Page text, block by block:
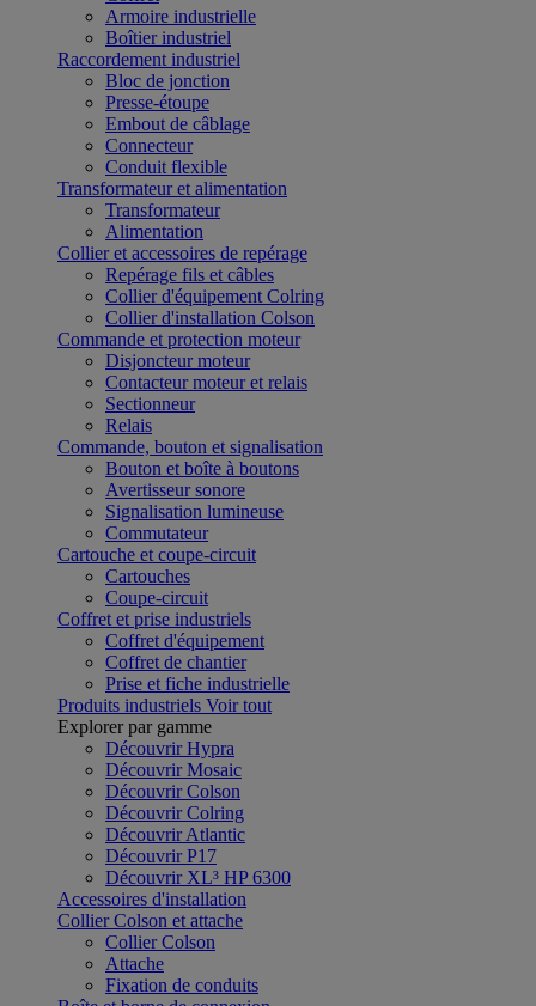
Armoire industrielle
Boîtier industriel
Raccordement industriel
Bloc de jonction
Presse-étoupe
Embout de câblage
Connecteur
Conduit flexible
Transformateur et alimentation
Transformateur
Alimentation
Collier et accessoires de repérage
Repérage fils et câbles
Collier d'équipement Colring
Collier d'installation Colson
Commande et protection moteur
Disjoncteur moteur
Contacteur moteur et relais
Sectionneur
Relais
Commande, bouton et signalisation
Bouton et boîte à boutons
Avertisseur sonore
Signalisation lumineuse
Commutateur
Cartouche et coupe-circuit
Cartouches
Coupe-circuit
Coffret et prise industriels
Coffret d'équipement
Coffret de chantier
Prise et fiche industrielle
Produits industriels Voir tout
Explorer par gamme
Découvrir Hypra
Découvrir Mosaic
Découvrir Colson
Découvrir Colring
Découvrir Atlantic
Découvrir P17
Découvrir XL³ HP 6300
Accessoires d'installation
Collier Colson et attache
Collier Colson
Attache
Fixation de conduits